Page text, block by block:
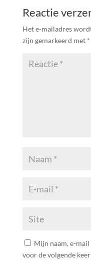
Reactie
Het e-mailadres
zijn gemarkeerd met *
Mijn naam, e-
voor de volgende